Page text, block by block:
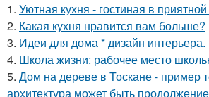
1. Уютная кухня - гостиная в
2. Какая кухня нравится вам больше?
3. Идеи для дома * дизайн интерьера.
4. Школа жизни: рабочее место
5. Дом на дереве в Тоскане - пример
архитектура может быть